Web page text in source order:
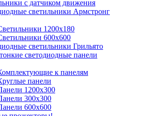
с датчиком движения
светильники Армстронг
1200х180
600х600
светильники Грильято
светодиодные панели
к панелям
панели
1200х300
300х300
600х600